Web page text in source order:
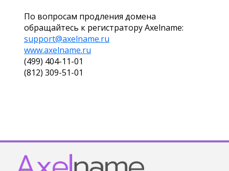
По вопросам продления домена
обращайтесь к регистратору Axelname:
support@axelname.ru
www.axelname.ru
(499) 404-11-01
(812) 309-51-01